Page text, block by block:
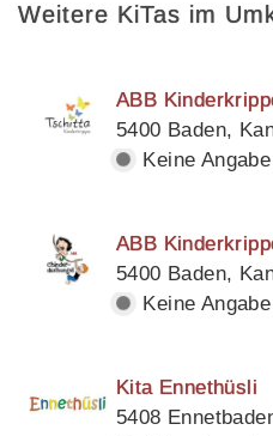
Weitere KiTas im
ABB
5400 Baden,
Keine Angabe
ABB
5400 Baden,
Keine Angabe
Kita Ennethüsli
5408